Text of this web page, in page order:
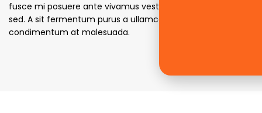
fusce mi posuere ante vivamus vestibulum parturient
sed. A sit fermentum purus a ullamcorper a
condimentum at malesuada.